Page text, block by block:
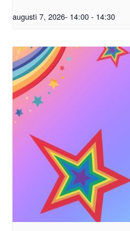
augusti 7, 2026- 14:00 - 14:30